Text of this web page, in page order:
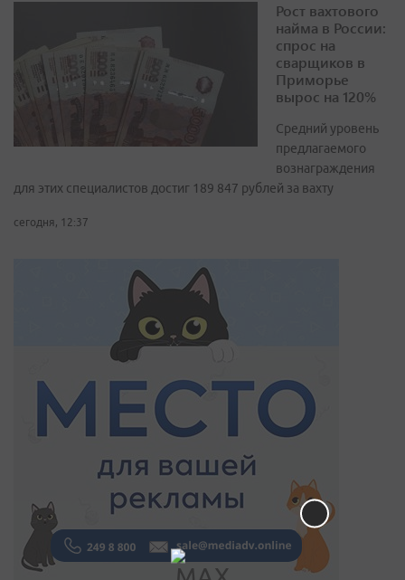
Рост вахтового
найма в России:
спрос на
сварщиков в
Приморье
вырос на 120%
Средний уровень
предлагаемого
вознаграждения
для этих специалистов достиг 189 847 рублей за вахту
сегодня, 12:37